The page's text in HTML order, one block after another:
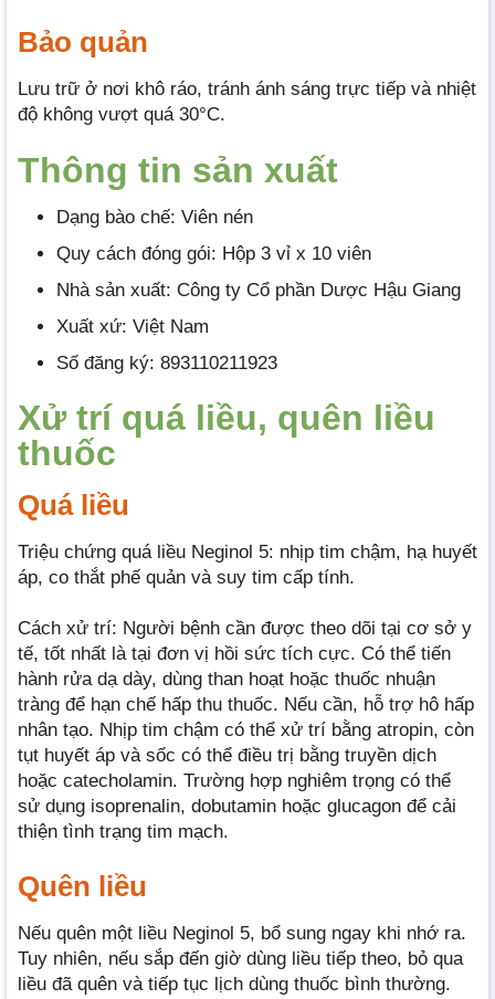
Bảo quản
Lưu trữ ở nơi khô ráo, tránh ánh sáng trực tiếp và nhiệt
độ không vượt quá 30°C.
Thông tin sản xuất
Dạng bào chế: Viên nén
Quy cách đóng gói: Hộp 3 vỉ x 10 viên
Nhà sản xuất: Công ty Cổ phần Dược Hậu Giang
Xuất xứ: Việt Nam
Số đăng ký: 893110211923
Xử trí quá liều, quên liều
thuốc
Quá liều
Triệu chứng quá liều Neginol 5: nhịp tim chậm, hạ huyết
áp, co thắt phế quản và suy tim cấp tính.
Cách xử trí: Người bệnh cần được theo dõi tại cơ sở y
tế, tốt nhất là tại đơn vị hồi sức tích cực. Có thể tiến
hành rửa dạ dày, dùng than hoạt hoặc thuốc nhuận
tràng để hạn chế hấp thu thuốc. Nếu cần, hỗ trợ hô hấp
nhân tạo. Nhịp tim chậm có thể xử trí bằng atropin, còn
tụt huyết áp và sốc có thể điều trị bằng truyền dịch
hoặc catecholamin. Trường hợp nghiêm trọng có thể
sử dụng isoprenalin, dobutamin hoặc glucagon để cải
thiện tình trạng tim mạch.
Quên liều
Nếu quên một liều Neginol 5, bổ sung ngay khi nhớ ra.
Tuy nhiên, nếu sắp đến giờ dùng liều tiếp theo, bỏ qua
liều đã quên và tiếp tục lịch dùng thuốc bình thường.